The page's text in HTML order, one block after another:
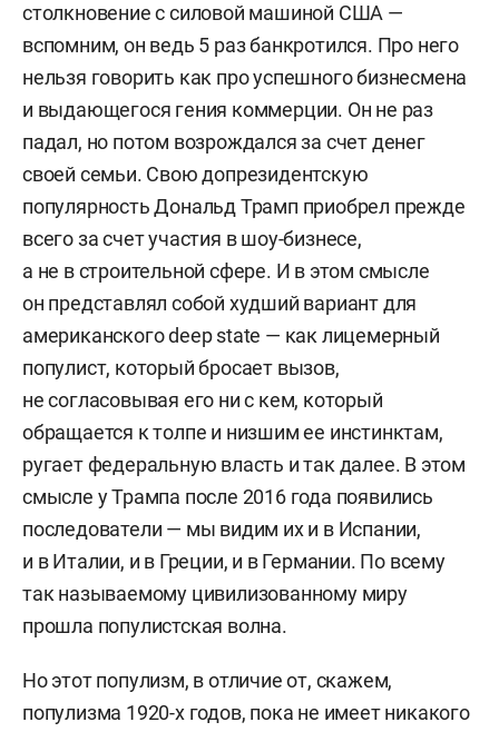
столкновение с силовой машиной США —
вспомним, он ведь 5 раз банкротился. Про него
нельзя говорить как про успешного бизнесмена
и выдающегося гения коммерции. Он не раз
падал, но потом возрождался за счет денег
своей семьи. Свою допрезидентскую
популярность Дональд Трамп приобрел прежде
всего за счет участия в шоу-бизнесе,
а не в строительной сфере. И в этом смысле
он представлял собой худший вариант для
американского deep state — как лицемерный
популист, который бросает вызов,
не согласовывая его ни с кем, который
обращается к толпе и низшим ее инстинктам,
ругает федеральную власть и так далее. В этом
смысле у Трампа после 2016 года появились
последователи — мы видим их и в Испании,
и в Италии, и в Греции, и в Германии. По всему
так называемому цивилизованному миру
прошла популистская волна.
Но этот популизм, в отличие от, скажем,
популизма 1920-х годов, пока не имеет никакого